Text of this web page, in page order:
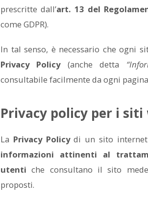
prescritte dall’art. 13 del
come GDPR).
In tal senso, è necessario che ogni
Privacy Policy(anche detta
consultabile facilmente da ogni
Privacy policy per i siti
La Privacy Policydi un sito
informazioni attinenti al
utenti che consultano il sito
proposti.